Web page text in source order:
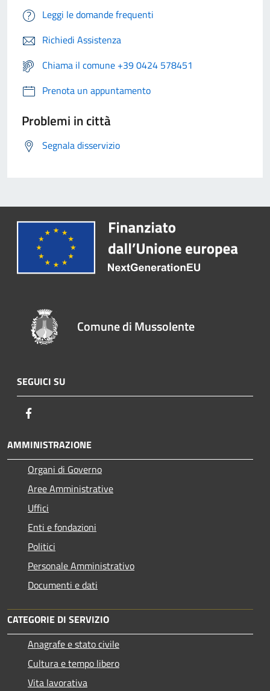
Leggi le domande frequenti
Richiedi Assistenza
Chiama il comune +39 0424 578451
Prenota un appuntamento
Problemi in città
Segnala disservizio
Comune di Mussolente
SEGUICI SU
AMMINISTRAZIONE
Organi di Governo
Aree Amministrative
Uffici
Enti e fondazioni
Politici
Personale Amministrativo
Documenti e dati
CATEGORIE DI SERVIZIO
Anagrafe e stato civile
Cultura e tempo libero
Vita lavorativa